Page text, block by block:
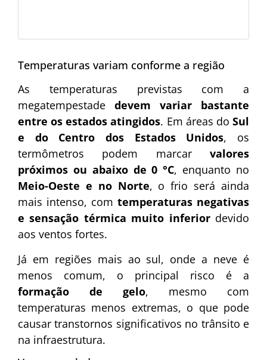
Temperaturas variam conforme a região
As temperaturas previstas com a
megatempestade devem variar bastante
entre os estados atingidos. Em áreas doSul
e do Centro dos Estados Unidos, os
termômetros podem marcar valores
próximos ou abaixo de 0 °C, enquanto no
Meio-Oeste e no Norte, o frio será ainda
mais intenso, com temperaturas negativas
e sensação térmica muito inferiordevido
aos ventos fortes.
Já em regiões mais ao sul, onde a neve é
menos comum, o principal risco é a
formação de gelo, mesmo com
temperaturas menos extremas, o que pode
causar transtornos significativos no trânsito e
na infraestrutura.